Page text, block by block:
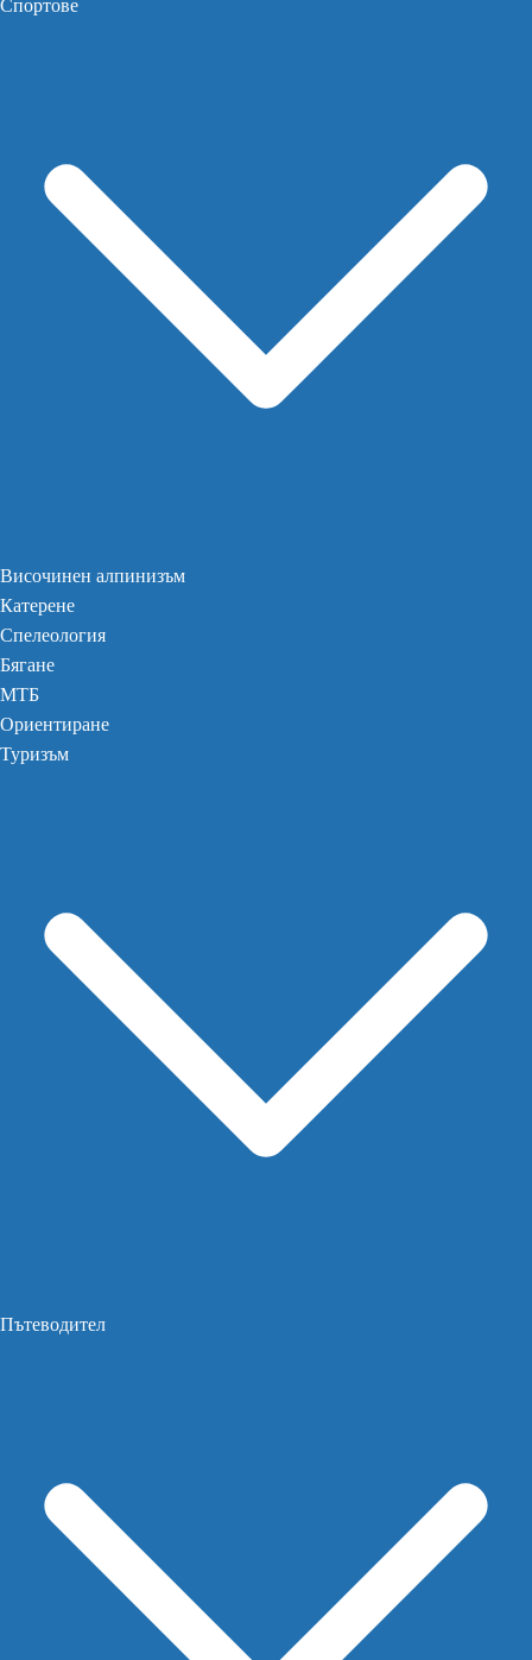
Спортове
Височинен алпинизъм
Катерене
Спелеология
Бягане
МТБ
Ориентиране
Туризъм
Пътеводител